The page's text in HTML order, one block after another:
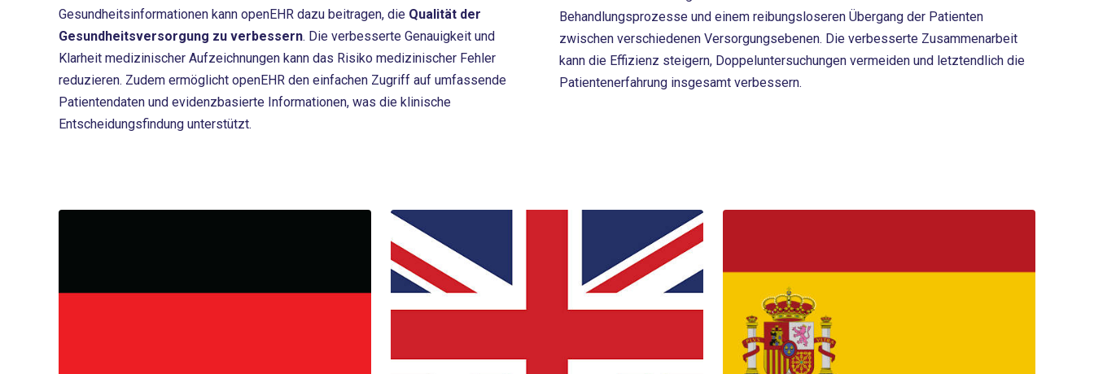
Gesundheitsinformationen kann openEHR dazu beitragen, die Qualität der
Gesundheitsversorgung zu verbessern. Die verbesserte Genauigkeit und
Klarheit medizinischer Aufzeichnungen kann das Risiko medizinischer Fehler
reduzieren. Zudem ermöglicht openEHR den einfachen Zugriff auf umfassende
Patientendaten und evidenzbasierte Informationen, was die klinische
Entscheidungsfindung unterstützt.
Behandlungsprozesse und einem reibungsloseren Übergang der Patienten
zwischen verschiedenen Versorgungsebenen. Die verbesserte Zusammenarbeit
kann die Effizienz steigern, Doppeluntersuchungen vermeiden und letztendlich die
Patientenerfahrung insgesamt verbessern.